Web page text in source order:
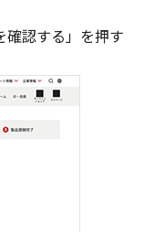
確認する」を押す